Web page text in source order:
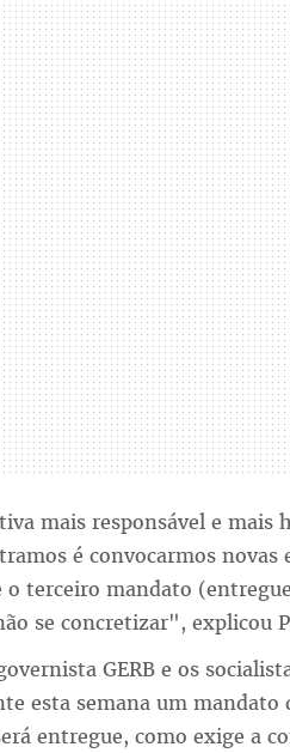
mais responsável e mais
é convocarmos novas
o terceiro mandato
se concretizar", explicou
GERB e os
esta semana um
entregue, como exige a